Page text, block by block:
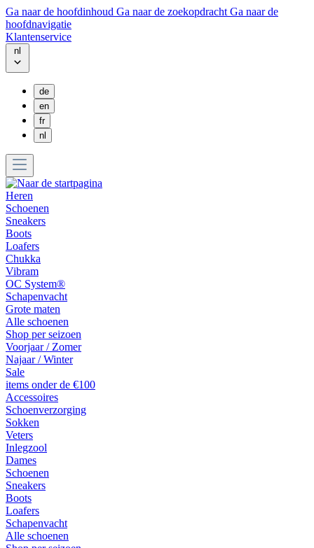
Ga naar de hoofdinhoud Ga naar de zoekopdracht Ga naar de
hoofdnavigatie
Klantenservice
nl
de
en
fr
nl
Heren
Schoenen
Sneakers
Boots
Loafers
Chukka
Vibram
OC System®
Schapenvacht
Grote maten
Alle schoenen
Shop per seizoen
Voorjaar / Zomer
Najaar / Winter
Sale
items onder de €100
Accessoires
Schoenverzorging
Sokken
Veters
Inlegzool
Dames
Schoenen
Sneakers
Boots
Loafers
Schapenvacht
Alle schoenen